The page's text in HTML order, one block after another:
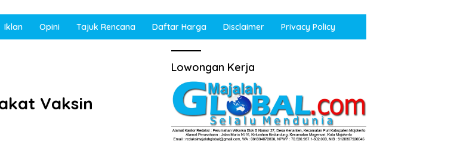
Iklan Opini Tajuk Rencana Daftar Harga Disclaimer Privacy Policy
Vaksin
Lowongan Kerja